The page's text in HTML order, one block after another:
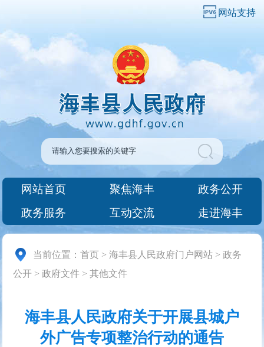
网站支持
网站首页 聚焦海丰
政务公开
政务服务
互动交流 走进海丰
当前位置：首页 >海丰县人民政府门户网站 >政务
公开 >政府文件 >其他文件
海丰县人民政府关于开展县城户
外广告专项整治行动的通告